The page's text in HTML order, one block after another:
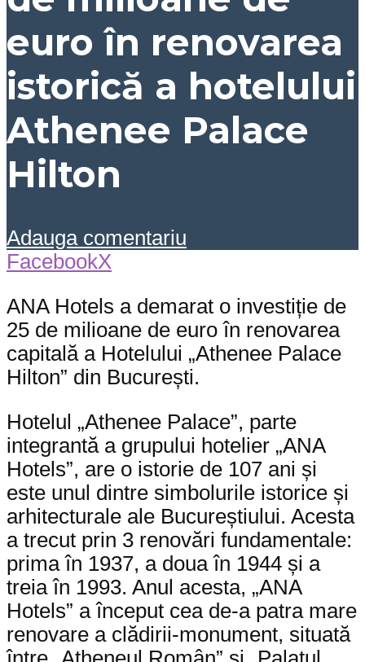
euro în renovarea
istorică a hotelului
Athenee Palace
Hilton
Adauga comentariu
FacebookX
ANA Hotels a demarat o investiție de
25 de milioane de euro în renovarea
capitală a Hotelului „Athenee Palace
Hilton” din București.
Hotelul „Athenee Palace”, parte
integrantă a grupului hotelier „ANA
Hotels”, are o istorie de 107 ani și
este unul dintre simbolurile istorice și
arhitecturale ale Bucureștiului. Acesta
a trecut prin 3 renovări fundamentale:
prima în 1937, a doua în 1944 și a
treia în 1993. Anul acesta, „ANA
Hotels” a început cea de-a patra mare
renovare a clădirii-monument, situată